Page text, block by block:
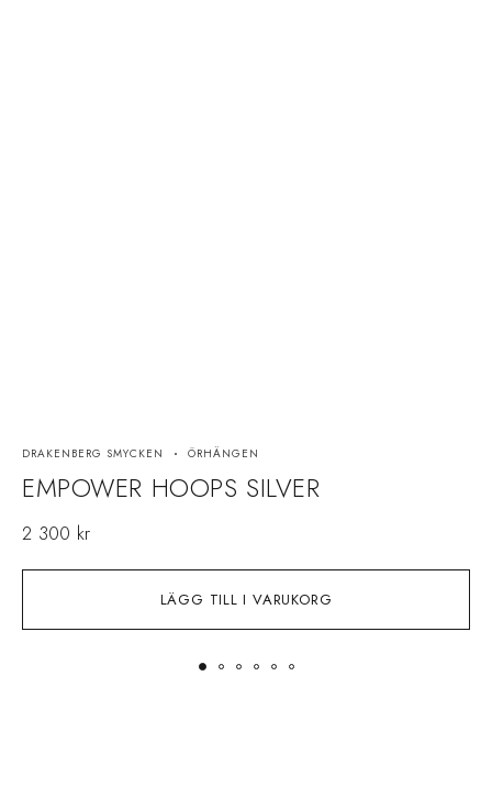
LÄGG TILL I VARUKORG
DRAKENBERG SMYCKEN ÖRHÄNGEN
EMPOWER HOOPS SILVER
2 300 kr